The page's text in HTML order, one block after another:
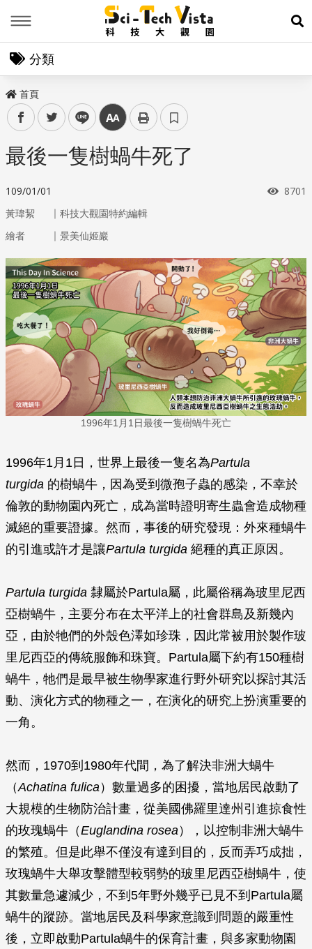
展
分類
首頁
facebooktwitter line 中
最後一隻樹蝸牛死了
109/01/01 瀏覽
8701
黃瑋絜 ｜ 科技大觀園特約編輯
繪者
｜ 景美仙姬巖
1996年1月1日最後一隻樹蝸牛死亡
1996年1月1日，世界上最後一隻名為Partula
turgida 的樹蝸牛，因為受到微孢子蟲的感染，不幸於
倫敦的動物園內死亡，成為當時證明寄生蟲會造成物種
滅絕的重要證據。然而，事後的研究發現：外來種蝸牛
的引進或許才是讓Partula turgida 絕種的真正原因。
Partula turgida 隸屬於Partula屬，此屬俗稱為玻里尼西
亞樹蝸牛，主要分布在太平洋上的社會群島及新幾內
亞，由於牠們的外殼色澤如珍珠，因此常被用於製作玻
里尼西亞的傳統服飾和珠寶。Partula屬下約有150種樹
蝸牛，牠們是最早被生物學家進行野外研究以探討其活
動、演化方式的物種之一，在演化的研究上扮演重要的
一角。
然而，1970到1980年代間，為了解決非洲大蝸牛
（Achatina fulica）數量過多的困擾，當地居民啟動了
大規模的生物防治計畫，從美國佛羅里達州引進掠食性
的玫瑰蝸牛（Euglandina rosea），以控制非洲大蝸牛
的繁殖。但是此舉不僅沒有達到目的，反而弄巧成拙，
玫瑰蝸牛大舉攻擊體型較弱勢的玻里尼西亞樹蝸牛，使
其數量急遽減少，不到5年野外幾乎已見不到Partula屬
蝸牛的蹤跡。當地居民及科學家意識到問題的嚴重性
後，立即啟動Partula蝸牛的保育計畫，與多家動物園